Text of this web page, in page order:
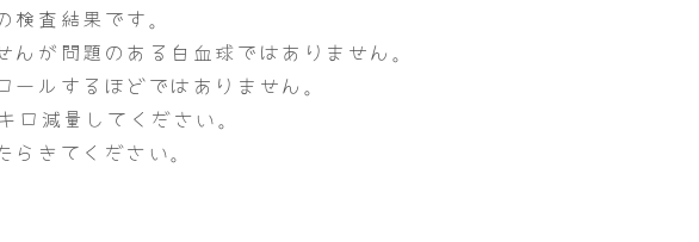
検査結果です。
んが問題のある白血球ではありません。
ールするほどではありません。
ロ減量してください。
らきてください。